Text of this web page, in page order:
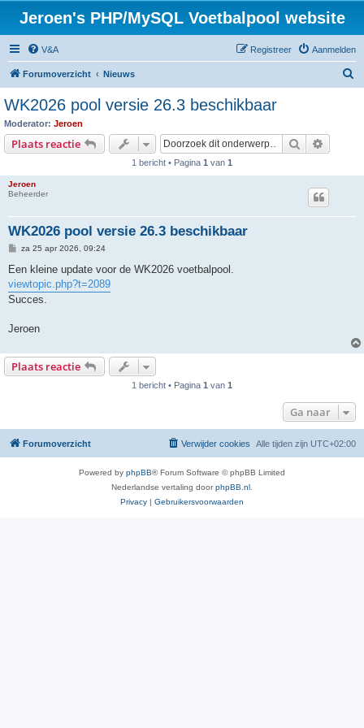
Jeroen's PHP/MySQL Voetbalpool website
V&A Aanmelden
Registreer
Forumoverzicht Nieuws
WK2026 pool versie 26.3 beschikbaar
Moderator: Jeroen
Plaats reactie Zoek
1 bericht • Pagina 1 van 1
Jeroen
Beheerder
WK2026 pool versie 26.3 beschikbaar
B
r
c
h
t
za 25 apr 2026, 09:24
Een kleine update voor de WK2026 voetbalpool.
viewtopic.php?t=2089
Succes.
Jeroen
Plaats reactie
1 bericht • Pagina 1 van 1
Ga naar
Forumoverzicht Alle tijden zijn UTC+02:00
Verwijder cookies
Powered by phpBB® Forum Software © phpBB Limited
Nederlandse vertaling doorphpBB.nl
Privacy | Gebruikersvoorwaarden